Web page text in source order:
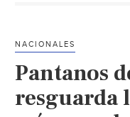
y
NACIONALES
Pantanos
resguarda